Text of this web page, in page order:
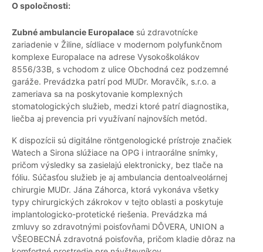
O spoločnosti:
Zubné ambulancie Europalace sú zdravotnícke
zariadenie v Žiline, sídliace v modernom polyfunkčnom
komplexe Europalace na adrese Vysokoškolákov
8556/33B, s vchodom z ulice Obchodná cez podzemné
garáže. Prevádzka patrí pod MUDr. Moravčík, s.r.o. a
zameriava sa na poskytovanie komplexných
stomatologických služieb, medzi ktoré patrí diagnostika,
liečba aj prevencia pri využívaní najnovších metód.
K dispozícii sú digitálne röntgenologické prístroje značiek
Watech a Sirona slúžiace na OPG i intraorálne snímky,
pričom výsledky sa zasielajú elektronicky, bez tlače na
fóliu. Súčasťou služieb je aj ambulancia dentoalveolárnej
chirurgie MUDr. Jána Záhorca, ktorá vykonáva všetky
typy chirurgických zákrokov v tejto oblasti a poskytuje
implantologicko-protetické riešenia. Prevádzka má
zmluvy so zdravotnými poisťovňami DÔVERA, UNION a
VŠEOBECNÁ zdravotná poisťovňa, pričom kladie dôraz na